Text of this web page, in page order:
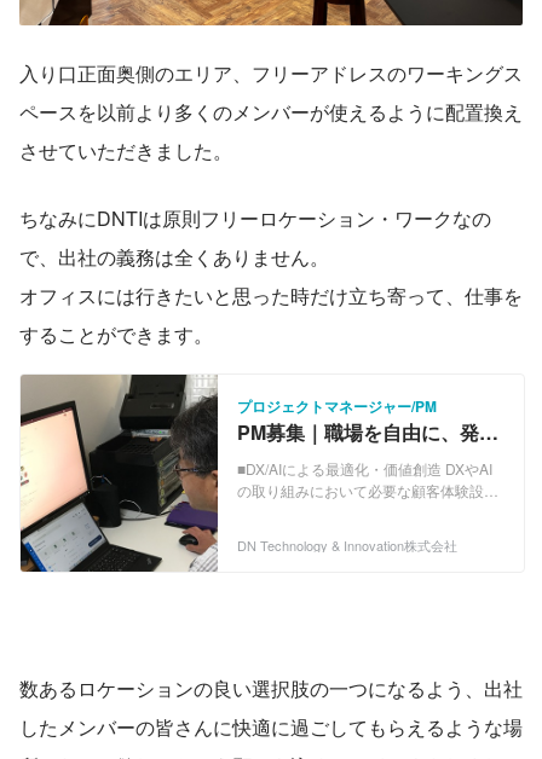
入り口正面奥側のエリア、フリーアドレスのワーキングス
ペースを以前より多くのメンバーが使えるように配置換え
させていただきました。
ちなみにDNTIは原則フリーロケーション・ワークなの
で、出社の義務は全くありません。
オフィスには行きたいと思った時だけ立ち寄って、仕事を
することができます。
プロジェクトマネージャー/PM
PM募集｜職場を自由に、発想
も自由に！オフィス・自宅・
ワークスペースOK
■DX/AIによる最適化・価値創造 DXやAI
の取り組みにおいて必要な顧客体験設計
「AI&amp;DX Lab.」から提供。各種最適
提供します。
DN Technology & Innovation株式会社
数あるロケーションの良い選択肢の一つになるよう、出社
したメンバーの皆さんに快適に過ごしてもらえるような場